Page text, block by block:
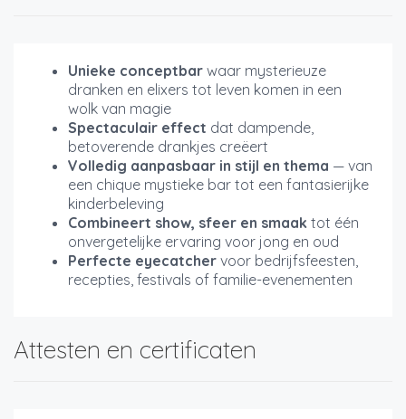
Unieke conceptbar waar mysterieuze
dranken en elixers tot leven komen in een
wolk van magie
Spectaculair effect dat dampende,
betoverende drankjes creëert
Volledig aanpasbaar in stijl en thema — van
een chique mystieke bar tot een fantasierijke
kinderbeleving
Combineert show, sfeer en smaak tot één
onvergetelijke ervaring voor jong en oud
Perfecte eyecatcher voor bedrijfsfeesten,
recepties, festivals of familie-evenementen
Attesten en certificaten